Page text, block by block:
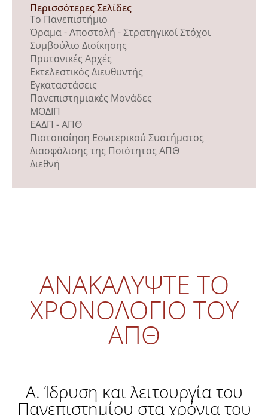
Περισσότερες Σελίδες
Το Πανεπιστήμιο
Όραμα - Αποστολή - Στρατηγικοί Στόχοι
Συμβούλιο Διοίκησης
Πρυτανικές Αρχές
Εκτελεστικός Διευθυντής
Εγκαταστάσεις
Πανεπιστημιακές Μονάδες
ΜΟΔΙΠ
ΕΑΔΠ - ΑΠΘ
Πιστοποίηση Εσωτερικού Συστήματος
Διασφάλισης της Ποιότητας ΑΠΘ
Διεθνή
ΑΝΑΚΑΛΥΨΤΕ ΤΟ
ΧΡΟΝΟΛΟΓΙΟ ΤΟΥ
ΑΠΘ
Α. Ίδρυση και λειτουργία του
Πανεπιστημίου στα χρόνια του